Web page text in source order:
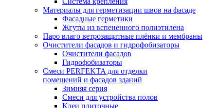
Материалы для герметизации швов на фасаде
Фасадные герметики
Жгуты из вспененного полиэтилена
Паро влаго ветрозащитные плёнки и мембраны
Очистители фасадов и гидрофобизаторы
Очистители фасадов
Гидрофобизаторы
Смеси PERFEKTA для отделки
помещений и фасадов зданий
Зимняя серия
Смеси для устройства полов
Клеи плиточные